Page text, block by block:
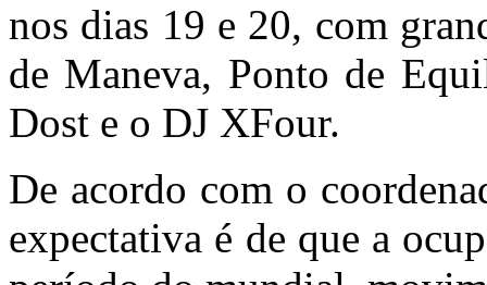
nos dias 19 e 20, com
de Maneva, Ponto de
Dost e o DJ XFour.
De acordo com o
expectativa é de que a